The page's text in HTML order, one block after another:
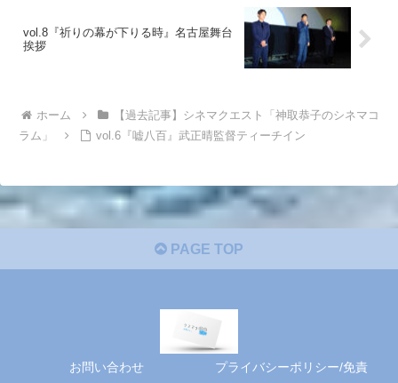
vol.8『祈りの幕が下りる時』名古屋舞台
挨拶
ホーム
【過去記事】シネマクエスト「神取恭子のシネマコ
ラム」
vol.6『嘘八百』武正晴監督ティーチイン
PAGE TOP
お問い合わせ
プライバシーポリシー/免責